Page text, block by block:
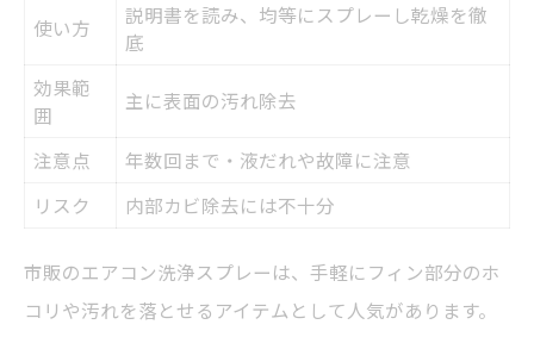
使い方
説明書を読み、均等にスプレーし乾燥を徹
底
効果範
囲
主に表面の汚れ除去
注意点
年数回まで・液だれや故障に注意
リスク
内部カビ除去には不十分
市販のエアコン洗浄スプレーは、手軽にフィン部分のホ
コリや汚れを落とせるアイテムとして人気があります。